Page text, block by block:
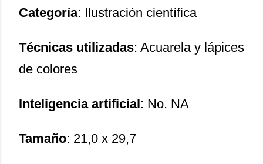
Categoría: Ilustración científica
Técnicas utilizadas: Acuarela y lápices
de colores
Inteligencia artificial: No. NA
Tamaño: 21,0 x 29,7